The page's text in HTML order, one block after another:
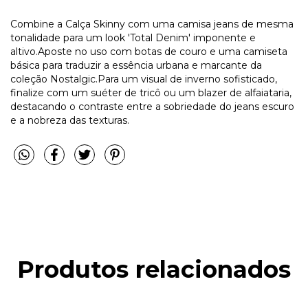
Combine a Calça Skinny com uma camisa jeans de mesma
tonalidade para um look 'Total Denim' imponente e
altivo.Aposte no uso com botas de couro e uma camiseta
básica para traduzir a essência urbana e marcante da
coleção Nostalgic.Para um visual de inverno sofisticado,
finalize com um suéter de tricô ou um blazer de alfaiataria,
destacando o contraste entre a sobriedade do jeans escuro
e a nobreza das texturas.
Produtos relacionados